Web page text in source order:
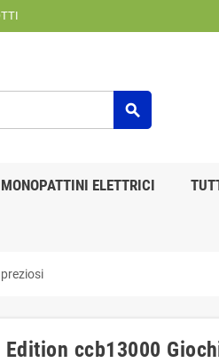
search
MONOPATTINI ELETTRICI
ccb13000